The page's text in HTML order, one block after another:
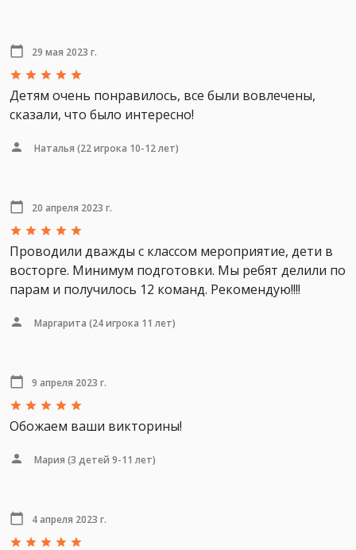
29 мая 2023 г.
Детям очень понравилось, все были вовлечены,
сказали, что было интересно!
Наталья (22 игрока 10-12 лет)
20 апреля 2023 г.
Проводили дважды с классом мероприятие, дети в
восторге. Минимум подготовки. Мы ребят делили по
парам и получилось 12 команд. Рекомендую!!!!
Маргарита (24 игрока 11 лет)
9 апреля 2023 г.
Обожаем ваши викторины!
Мария (3 детей 9-11 лет)
4 апреля 2023 г.